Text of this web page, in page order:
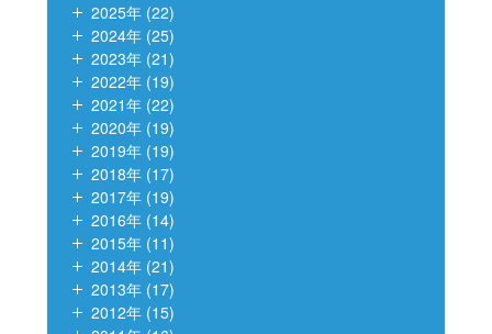
2025年 (22)
2024年 (25)
2023年 (21)
2022年 (19)
2021年 (22)
2020年 (19)
2019年 (19)
2018年 (17)
2017年 (19)
2016年 (14)
2015年 (11)
2014年 (21)
2013年 (17)
2012年 (15)